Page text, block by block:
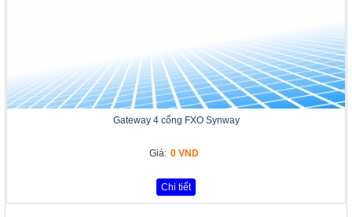
Gateway 4 cổng FXO Synway
Giá: 0 VND
Chi tiết